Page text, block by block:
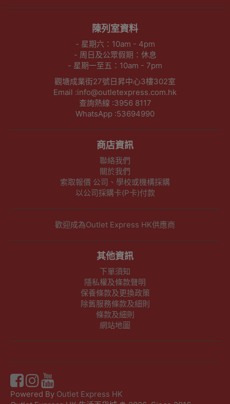
陳列室資料
- 星期六：10am - 4pm
- 周日及公眾假期：休息
- 星期一至五：10am - 7pm
觀塘成業街27號日昇中心3樓302室
Email :info@outletexpress.com.hk
查詢熱線 :3956 8117
WhatsApp :53694990
商店資訊
聯絡我們
關於我們
索取報價 公司、學校或機構採購
以公司採購卡(P卡)付款
歡迎成為Outlet Express HK供應商
其他資訊
下單須知
隱私權及條款聲明
保養條款及更換政策
除舊服務條款及細則
條款及細則
網站地圖
Powered By Outlet Express HK